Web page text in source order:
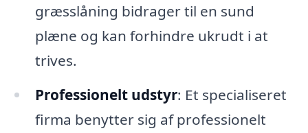
græsslåning bidrager til en sund
plæne og kan forhindre ukrudt i at
trives.
Professionelt udstyr: Et specialiseret
firma benytter sig af professionelt